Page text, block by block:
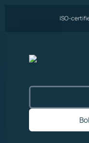
ISO-